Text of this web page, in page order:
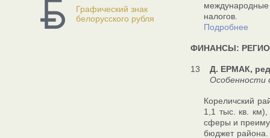
Графический знак
белорусского рубля
налогов.
Подробнее
ФИНАНСЫ:
13 Д. ЕРМАК,
Особенности
Кореличский
1,1 тыс. кв. км),
сферы и
бюджет района.